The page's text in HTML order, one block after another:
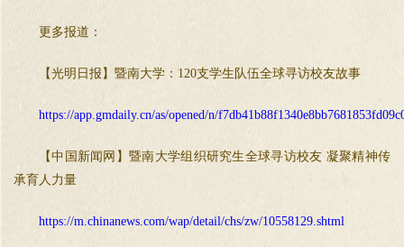
更多报道：
【光明日报】暨南大学：120支学生队伍全球寻访校友故事
https://app.gmdaily.cn/as/opened/n/
【中国新闻网】暨南大学组织研究生全球寻访校友 凝聚精神传
承育人力量
https://m.chinanews.com/wap/detail/chs/zw/10558129.shtml